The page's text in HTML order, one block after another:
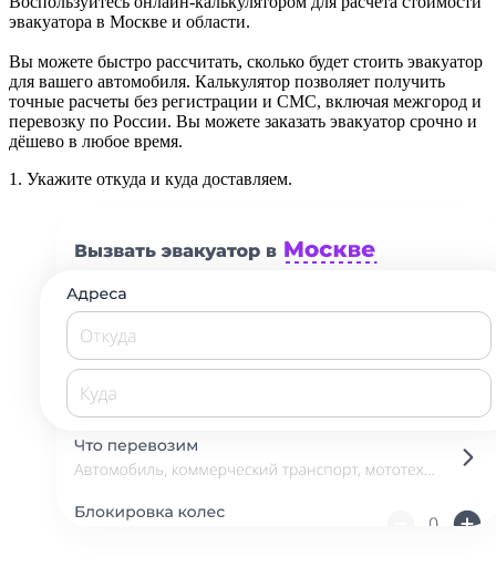
эвакуатора в Москве и области.
Вы можете быстро рассчитать, сколько будет стоить эвакуатор
для вашего автомобиля. Калькулятор позволяет получить
точные расчеты без регистрации и СМС, включая межгород и
перевозку по России. Вы можете заказать эвакуатор срочно и
дёшево в любое время.
1. Укажите откуда и куда доставляем.